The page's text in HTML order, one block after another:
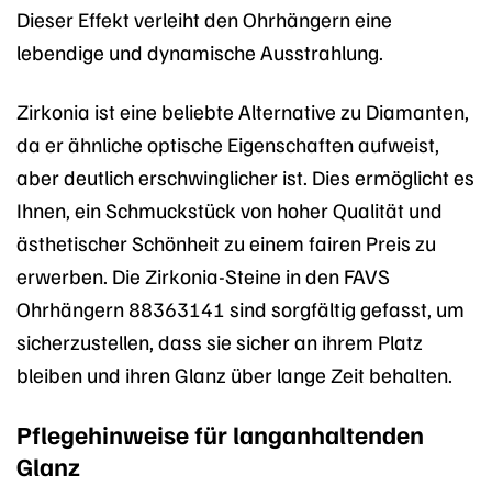
Dieser Effekt verleiht den Ohrhängern eine
lebendige und dynamische Ausstrahlung.
Zirkonia ist eine beliebte Alternative zu Diamanten,
da er ähnliche optische Eigenschaften aufweist,
aber deutlich erschwinglicher ist. Dies ermöglicht es
Ihnen, ein Schmuckstück von hoher Qualität und
ästhetischer Schönheit zu einem fairen Preis zu
erwerben. Die Zirkonia-Steine in den FAVS
Ohrhängern 88363141 sind sorgfältig gefasst, um
sicherzustellen, dass sie sicher an ihrem Platz
bleiben und ihren Glanz über lange Zeit behalten.
Pflegehinweise für langanhaltenden
Glanz